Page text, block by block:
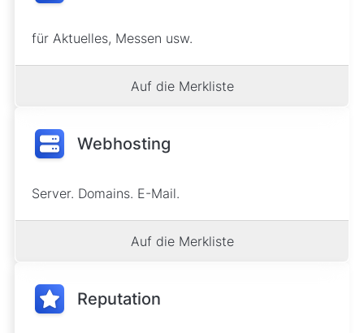
für Aktuelles, Messen usw.
Auf die Merkliste
Webhosting
Server. Domains. E-Mail.
Auf die Merkliste
Reputation